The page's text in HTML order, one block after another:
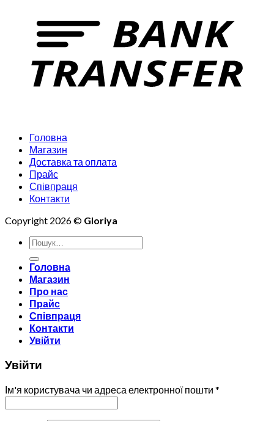
Головна
Магазин
Доставка та оплата
Прайс
Співпраця
Контакти
Copyright 2026 © Gloriya
Шукати:
Головна
Магазин
Про нас
Прайс
Співпраця
Контакти
Увійти
Увійти
Ім'я користувача чи адреса електронної пошти *